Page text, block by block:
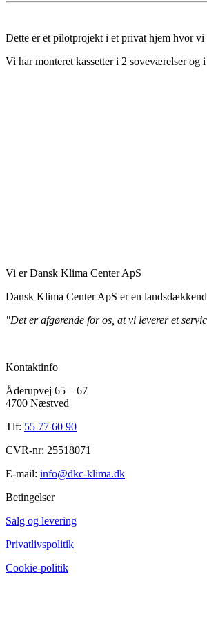
Dette er et pilotprojekt i et privat hjem hvor vi
Vi har monteret kassetter i 2 soveværelser
Vi er Dansk Klima Center ApS
Dansk Klima Center ApS er en
"Det er afgørende for os, at vi leverer et
Kontaktinfo
Åderupvej 65 – 67
4700 Næstved
Tlf: 55 77 60 90
CVR-nr: 25518071
E-mail: info@dkc-klima.dk
Betingelser
Salg og levering
Privatlivspolitik
Cookie-politik